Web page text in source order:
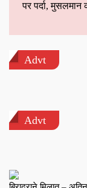
पर पर्दा,
Advt
Advt